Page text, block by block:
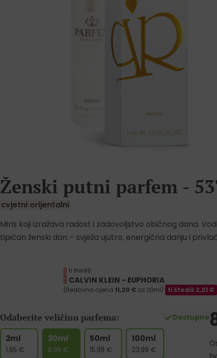
Ženski putni parfem -
cvjetni orijentalni
Miris koji izražava radost i zadovoljstvo običnog dana.
tipičan ženski dan – svježa ujutro, energična danju i
ti štediš
CALVIN KLEIN - EUPHORIA
(Redovna cijena 11,20 €za 20ml) ti štediš 2,21 €
Odaberite veličinu parfema:
2ml
1.65 €
20ml
8.99 €
50ml
15.99 €
100ml
23.99 €
Dostupno